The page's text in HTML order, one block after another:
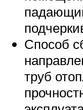
Способ
труб